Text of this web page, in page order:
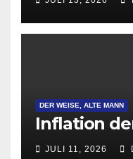
DER WEISE, ALTE MANN
Inflation
JULI 11, 2026